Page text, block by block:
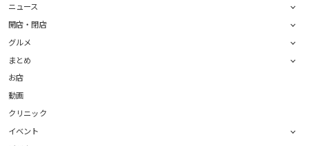
ニュース
開店・閉店
グルメ
まとめ
お店
動画
クリニック
イベント